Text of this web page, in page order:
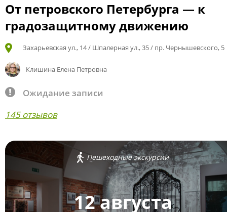
От петровского Петербурга — к
градозащитному движению
Захарьевская ул., 14 / Шпалерная ул., 35 / пр. Чернышевского, 5
Клишина Елена Петровна
Ожидание записи
145 отзывов
Пешеходные экскурсии
12 августа